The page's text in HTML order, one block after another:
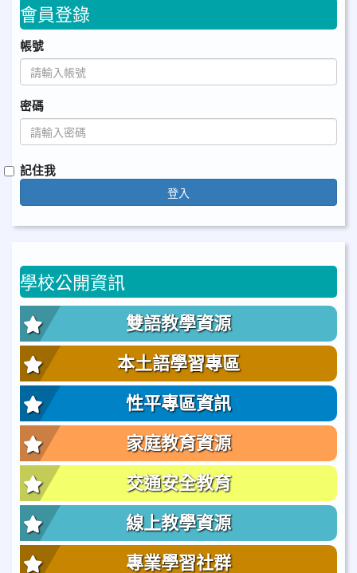
會員登錄
帳號
密碼
記住我
登入
學校公開資訊
雙語教學資源
本土語學習專區
性平專區資訊
家庭教育資源
交通安全教育
線上教學資源
專業學習社群